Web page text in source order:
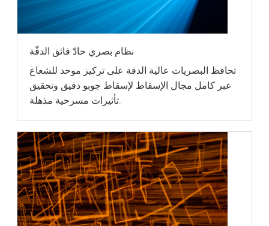
نظام بصري حادّ فائق الدقّة
تحافظ البصريات عالية الدقة على تركيز موحد للشعاع
عبر كامل مجال الإسقاط لإسقاط جوبو دقيق وتحقيق
تأثيرات مسرحية مذهلة.